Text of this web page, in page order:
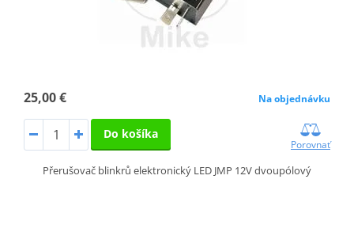
25,00 € Na objednávku
Do košíka
Porovnať
Přerušovač blinkrů elektronický LED JMP 12V dvoupólový